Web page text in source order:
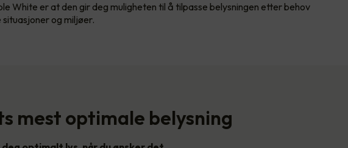
White er at den gir deg muligheten til å tilpasse belysningen etter behov
situasjoner og miljøer.
mest optimale belysning